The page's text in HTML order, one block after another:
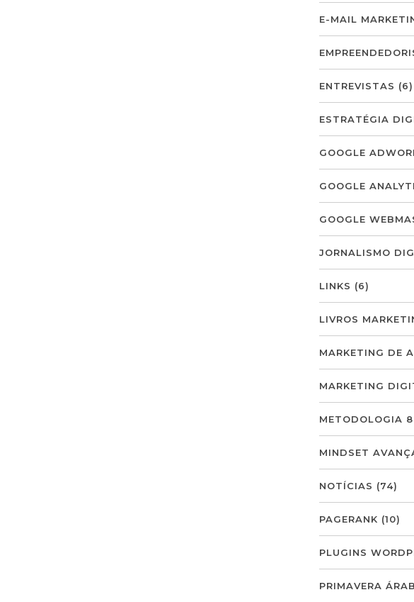
E-MAIL
ENTREVISTAS (6)
ESTRATÉGIA
GOOGLE
GOOGLE
GOOGLE
JORNALISMO
LINKS (6)
LIVROS
MARKETING DE
MARKETING
METODOLOGIA 8
MINDSET
NOTÍCIAS (74)
PAGERANK (10)
PLUGINS
PRIMAVERA